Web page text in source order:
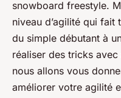
snowboard freestyle.
niveau d’agilité qui fait
du simple débutant à
réaliser des tricks
nous allons vous
améliorer votre agilité